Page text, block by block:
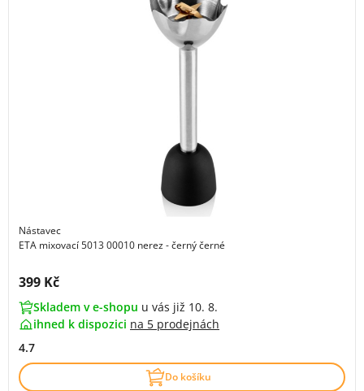
Nástavec
ETA mixovací 5013 00010 nerez - černý černé
Cena s DPH:
399 Kč
Skladem v e-shopu u vás již 10. 8.
ihned k dispozici na 5 prodejnách
4.7
Do košíku